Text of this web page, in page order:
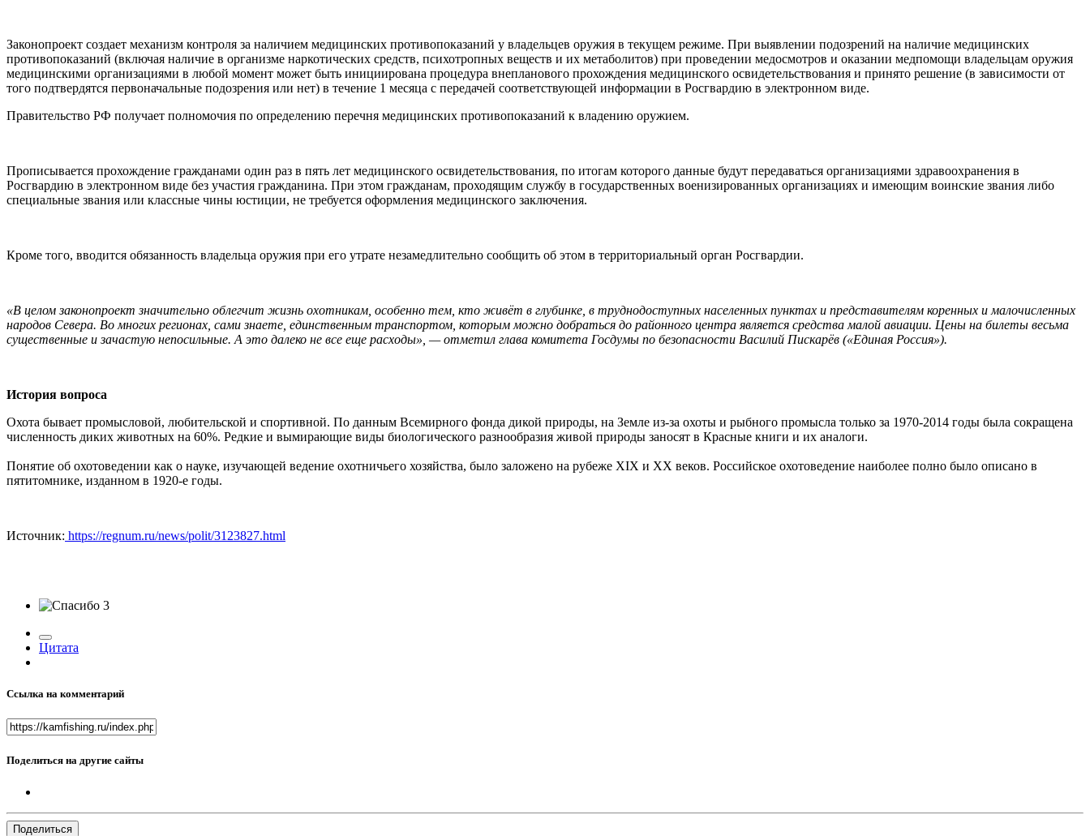
Законопроект создает механизм контроля за наличием медицинских противопоказаний у владельцев оружия в текущем режиме. При выявлении подозрений на наличие медицинских
противопоказаний (включая наличие в организме наркотических средств, психотропных веществ и их метаболитов) при проведении медосмотров и оказании медпомощи владельцам оружия
медицинскими организациями в любой момент может быть инициирована процедура внепланового прохождения медицинского освидетельствования и принято решение (в зависимости от
того подтвердятся первоначальные подозрения или нет) в течение 1 месяца с передачей соответствующей информации в Росгвардию в электронном виде.
Правительство РФ получает полномочия по определению перечня медицинских противопоказаний к владению оружием.
Прописывается прохождение гражданами один раз в пять лет медицинского освидетельствования, по итогам которого данные будут передаваться организациями здравоохранения в
Росгвардию в электронном виде без участия гражданина. При этом гражданам, проходящим службу в государственных военизированных организациях и имеющим воинские звания либо
специальные звания или классные чины юстиции, не требуется оформления медицинского заключения.
Кроме того, вводится обязанность владельца оружия при его утрате незамедлительно сообщить об этом в территориальный орган Росгвардии.
«В целом законопроект значительно облегчит жизнь охотникам, особенно тем, кто живёт в глубинке, в труднодоступных населенных пунктах и представителям коренных и малочисленных
народов Севера. Во многих регионах, сами знаете, единственным транспортом, которым можно добраться до районного центра является средства малой авиации. Цены на билеты весьма
существенные и зачастую непосильные. А это далеко не все еще расходы», — отметил глава комитета Госдумы по безопасности Василий Пискарёв («Единая Россия»).
История вопроса
Охота бывает промысловой, любительской и спортивной. По данным Всемирного фонда дикой природы, на Земле из-за охоты и рыбного промысла только за 1970-2014 годы была сокращена
численность диких животных на 60%. Редкие и вымирающие виды биологического разнообразия живой природы заносят в Красные книги и их аналоги.
Понятие об охотоведении как о науке, изучающей ведение охотничьего хозяйства, было заложено на рубеже XIX и XX веков. Российское охотоведение наиболее полно было описано в
пятитомнике, изданном в 1920-е годы.
Источник: https://regnum.ru/news/polit/3123827.html
3
Цитата
Ссылка на комментарий
Поделиться на другие сайты
Поделиться